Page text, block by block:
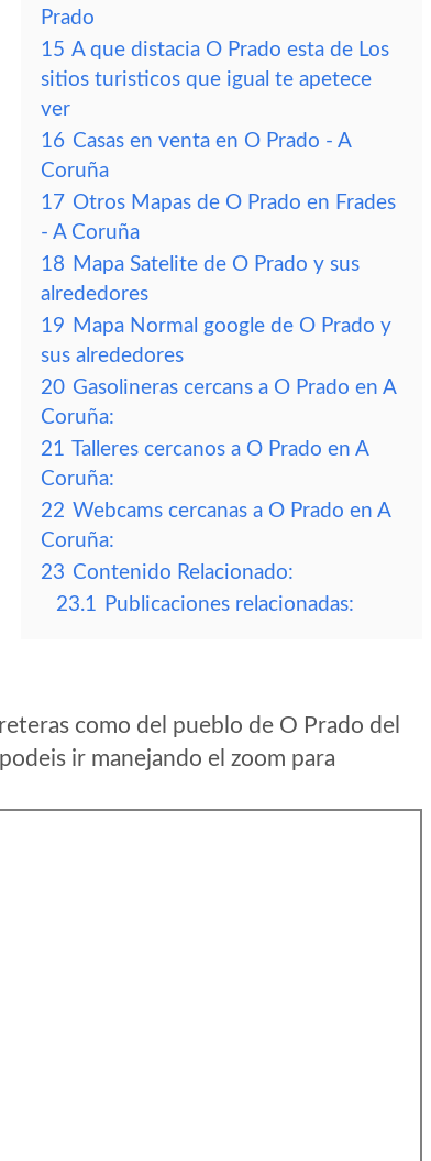
Prado
15 A que distacia O Prado esta de Los
sitios turisticos que igual te apetece
ver
16 Casas en venta en O Prado - A
Coruña
17 Otros Mapas de O Prado en Frades
- A Coruña
18 Mapa Satelite de O Prado y sus
alrededores
19 Mapa Normal google de O Prado y
sus alrededores
20 Gasolineras cercans a O Prado en A
Coruña:
21 Talleres cercanos a O Prado en A
Coruña:
22 Webcams cercanas a O Prado en A
Coruña:
23 Contenido Relacionado:
23.1 Publicaciones relacionadas:
como del pueblo de O Prado del
ir manejando el zoom para